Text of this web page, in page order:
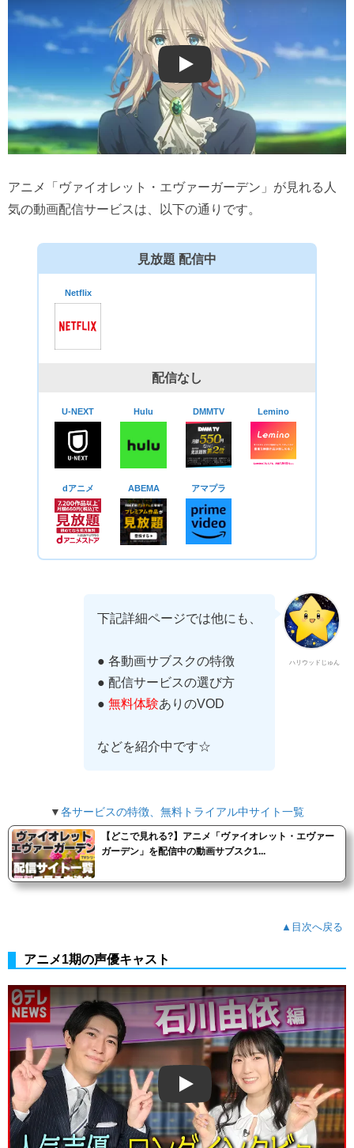
Play
アニメ「ヴァイオレット・エヴァーガーデン」が見れる人
気の動画配信サービスは、以下の通りです。
見放題 配信中
Netflix
配信なし
U-NEXT Hulu DMMTV Lemino
dアニメ ABEMA アマプラ
ハリウッドじゅん
下記詳細ページでは他にも、
● 各動画サブスクの特徴
● 配信サービスの選び方
● 無料体験ありのVOD
などを紹介中です☆
▼各サービスの特徴、無料トライアル中サイト一覧
【どこで見れる?】アニメ「ヴァイオレット・エヴァー
ガーデン」を配信中の動画サブスク1...
▲目次へ戻る
アニメ1期の声優キャスト
Play